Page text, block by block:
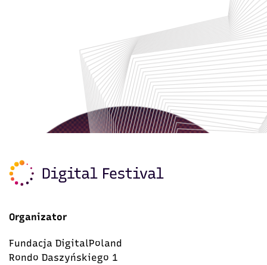
Organizator
Fundacja DigitalPoland
Rondo Daszyńskiego 1